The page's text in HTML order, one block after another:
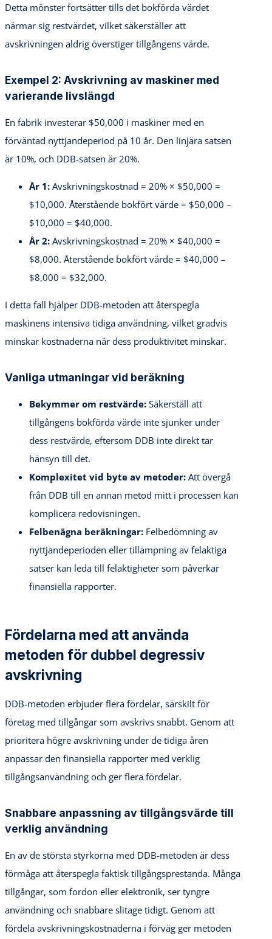
Detta mönster fortsätter tills det bokförda värdet
närmar sig restvärdet, vilket säkerställer att
avskrivningen aldrig överstiger tillgångens värde.
Exempel 2: Avskrivning av maskiner med
varierande livslängd
En fabrik investerar $50,000 i maskiner med en
förväntad nyttjandeperiod på 10 år. Den linjära satsen
är 10%, och DDB-satsen är 20%.
År 1: Avskrivningskostnad = 20% × $50,000 =
$10,000. Återstående bokfört värde = $50,000 –
$10,000 = $40,000.
År 2: Avskrivningskostnad = 20% × $40,000 =
$8,000. Återstående bokfört värde = $40,000 –
$8,000 = $32,000.
I detta fall hjälper DDB-metoden att återspegla
maskinens intensiva tidiga användning, vilket gradvis
minskar kostnaderna när dess produktivitet minskar.
Vanliga utmaningar vid beräkning
Bekymmer om restvärde: Säkerställ att
tillgångens bokförda värde inte sjunker under
dess restvärde, eftersom DDB inte direkt tar
hänsyn till det.
Komplexitet vid byte av metoder: Att övergå
från DDB till en annan metod mitt i processen kan
komplicera redovisningen.
Felbenägna beräkningar: Felbedömning av
nyttjandeperioden eller tillämpning av felaktiga
satser kan leda till felaktigheter som påverkar
finansiella rapporter.
Fördelarna med att använda
metoden för dubbel degressiv
avskrivning
DDB-metoden erbjuder flera fördelar, särskilt för
företag med tillgångar som avskrivs snabbt. Genom att
prioritera högre avskrivning under de tidiga åren
anpassar den finansiella rapporter med verklig
tillgångsanvändning och ger flera fördelar.
Snabbare anpassning av tillgångsvärde till
verklig användning
En av de största styrkorna med DDB-metoden är dess
förmåga att återspegla faktisk tillgångsprestanda. Många
tillgångar, som fordon eller elektronik, ser tyngre
användning och snabbare slitage tidigt. Genom att
fördela avskrivningskostnaderna i förväg ger metoden